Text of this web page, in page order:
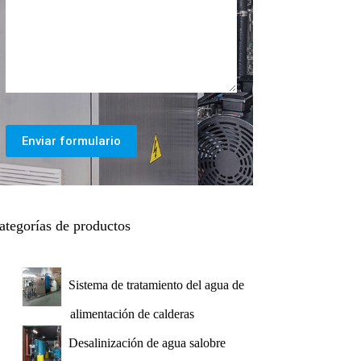
Enviar formulario
de productos
Sistema de tratamiento del agua de
alimentación de calderas
Desalinización de agua salobre